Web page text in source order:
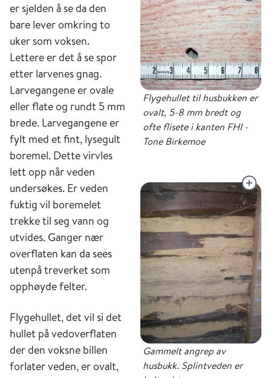
Flygehullet til husbukken er
ovalt, 5-8 mm bredt og
ofte flisete i kanten FHI -
Tone Birkemoe
Gammelt angrep av
husbukk. Splintveden er
er sjelden å se da den
bare lever omkring to
uker som voksen.
Lettere er det å se spor
etter larvenes gnag.
Larvegangene er ovale
eller flate og rundt 5 mm
brede. Larvegangene er
fylt med et fint, lysegult
boremel. Dette virvles
lett opp når veden
undersøkes. Er veden
fuktig vil boremelet
trekke til seg vann og
utvides. Ganger nær
overflaten kan da sees
utenpå treverket som
opphøyde felter.
Flygehullet, det vil si det
hullet på vedoverflaten
der den voksne billen
forlater veden, er ovalt,